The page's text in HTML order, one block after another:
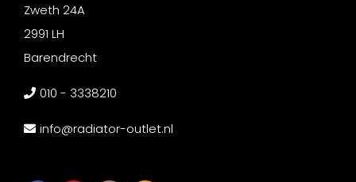
Zweth 24A
2991 LH
Barendrecht
010 - 3338210
info@radiator-outlet.nl